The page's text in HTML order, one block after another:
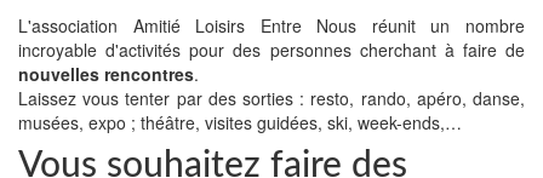
L'association Amitié Loisirs Entre Nous réunit un nombre
incroyable d'activités pour des personnes cherchant à faire de
nouvelles rencontres.
Laissez vous tenter par des sorties : resto, rando, apéro, danse,
musées, expo ; théâtre, visites guidées, ski, week-ends,…
Vous souhaitez faire des